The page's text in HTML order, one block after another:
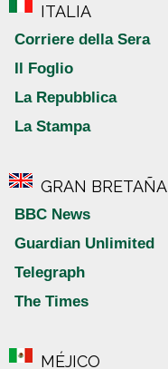
ITALIA
Corriere della Sera
Il Foglio
La Repubblica
La Stampa
GRAN BRETAÑA
BBC News
Guardian Unlimited
Telegraph
The Times
MÉJICO